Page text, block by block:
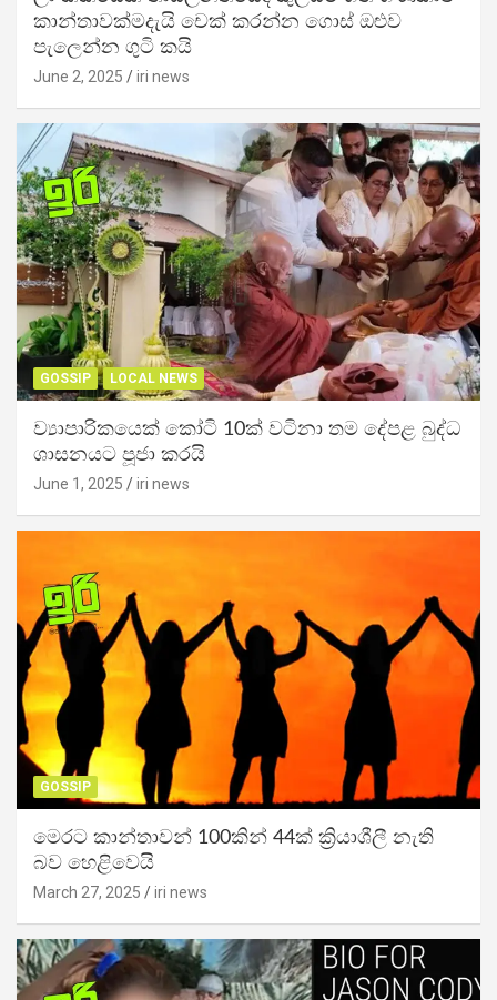
කාන්තාවක්මදැයි චෙක් කරන්න ගොස් ඔළුව
පැලෙන්න ගුටි කයි
June 2, 2025 iri news
GOSSIP LOCAL NEWS
ව්‍යාපාරිකයෙක් කෝටි 10ක් වටිනා තම දේපළ බුද්ධ
ශාසනයට පූජා කරයි
June 1, 2025 iri news
GOSSIP
මෙරට කාන්තාවන් 100කින් 44ක් ක්‍රියාශීලී නැති
බව හෙළිවෙයි
March 27, 2025 iri news